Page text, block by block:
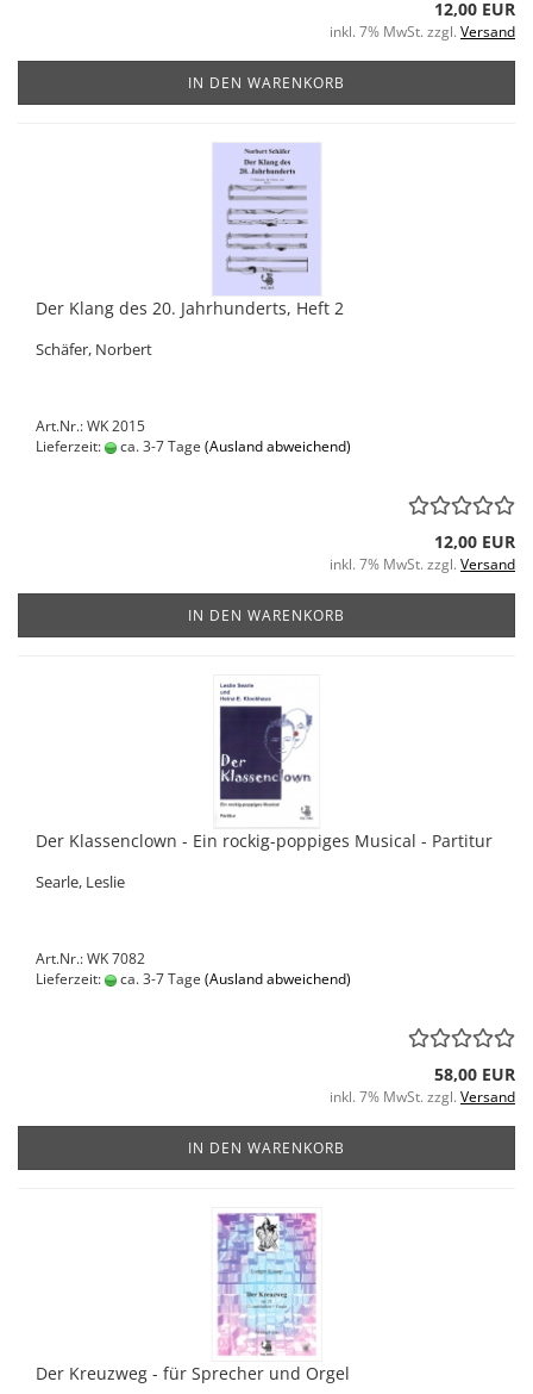
12,00 EUR
inkl. 7% MwSt. zzgl. Versand
IN DEN WARENKORB
Der Klang des 20. Jahrhunderts, Heft 2
Schäfer, Norbert
Art.Nr.: WK 2015
Lieferzeit:
ca. 3-7 Tage (Ausland abweichend)
12,00 EUR
inkl. 7% MwSt. zzgl. Versand
IN DEN WARENKORB
Der Klassenclown - Ein rockig-poppiges Musical - Partitur
Searle, Leslie
Art.Nr.: WK 7082
Lieferzeit:
ca. 3-7 Tage (Ausland abweichend)
58,00 EUR
inkl. 7% MwSt. zzgl. Versand
IN DEN WARENKORB
Der Kreuzweg - für Sprecher und Orgel